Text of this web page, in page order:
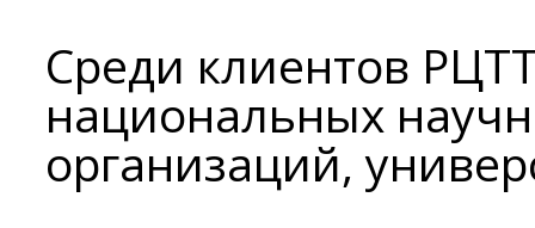
Среди клиентов
национальных
организаций,